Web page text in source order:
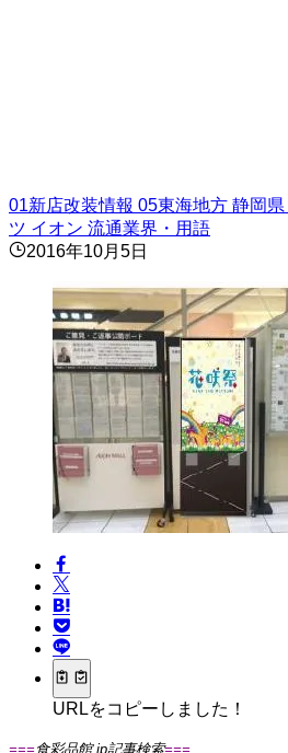
01新店改装情報 05東海地方 静岡県
ツ イオン 流通業界・用語
2016年10月5日
URLをコピーしました！
===食彩品館.jp記事検索===